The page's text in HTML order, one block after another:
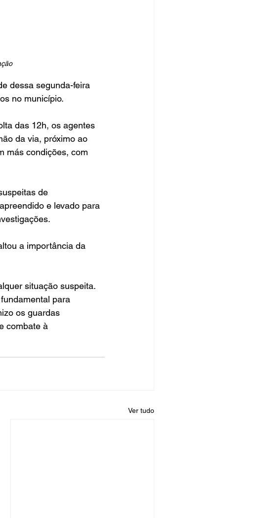
dessa segunda-feira
no município.
das 12h, os agentes
da via, próximo ao
más condições, com
de
e levado para
a importância da
situação suspeita.
para
os guardas
combate à
Ver tudo